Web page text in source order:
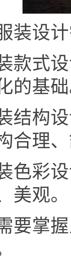
装设
款式
的基
结构
合理
色彩
美观。
要掌